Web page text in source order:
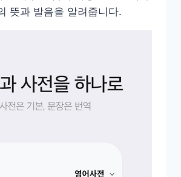
뜻과 발음을 알려줍니다.